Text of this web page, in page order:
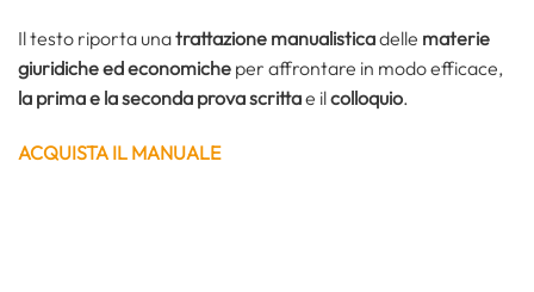
Il testo riporta unatrattazione manualisticadelle materie
giuridiche ed economiche per affrontare in modo efficace,
la prima e la seconda prova scrittae ilcolloquio.
ACQUISTA IL MANUALE